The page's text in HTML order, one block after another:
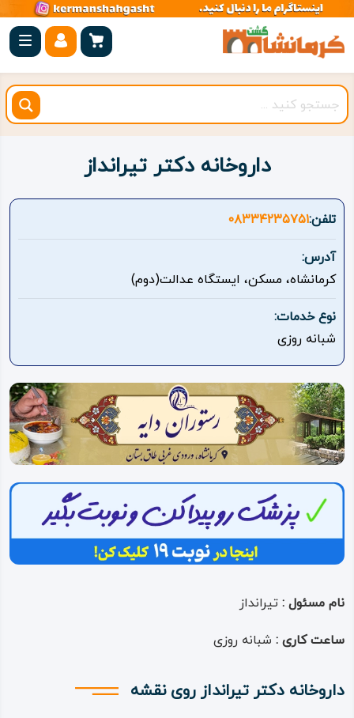
صفحه
اصلی
کرمانشاه
شهرستان
بیستون
روستاهای
هدف
اقامتگاه
ویژه
ویدئو
درباره
ما
داروخانه دکتر تیرانداز
تلفن:۰۸۳۳۴۲۳۵۷۵۱
آدرس:
کرمانشاه، مسکن، ایستگاه عدالت(دوم)
نوع خدمات:
شبانه روزی
نام مسئول : تیرانداز
ساعت کاری : شبانه روزی
داروخانه دکتر تیرانداز روی نقشه